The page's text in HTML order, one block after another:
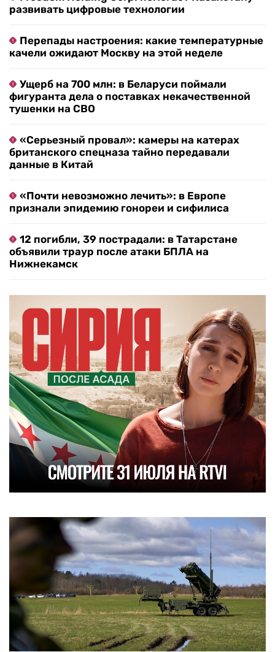
развивать цифровые технологии
Перепады настроения: какие температурные
качели ожидают Москву на этой неделе
Ущерб на 700 млн: в Беларуси поймали
фигуранта дела о поставках некачественной
тушенки на СВО
«Серьезный провал»: камеры на катерах
британского спецназа тайно передавали
данные в Китай
«Почти невозможно лечить»: в Европе
признали эпидемию гонореи и сифилиса
12 погибли, 39 пострадали: в Татарстане
объявили траур после атаки БПЛА на
Нижнекамск